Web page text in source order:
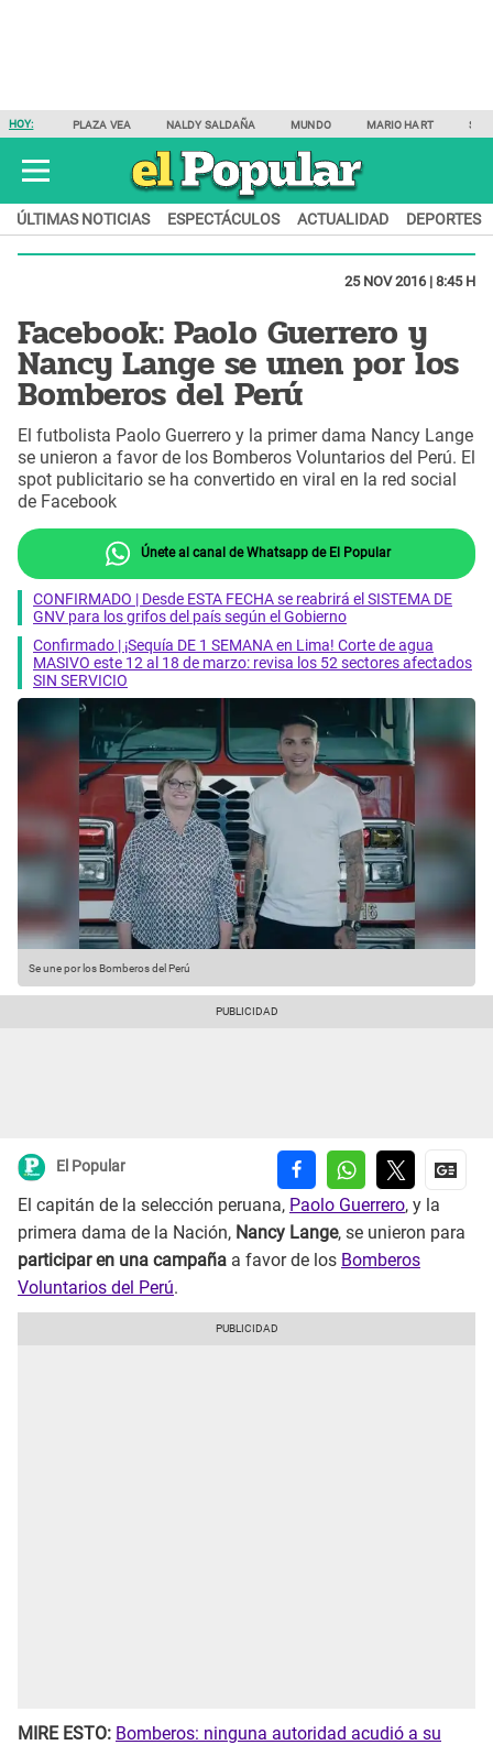
HOY: PLAZA VEA NALDY SALDAÑA MUNDO MARIO HART
ÚLTIMAS NOTICIAS ESPECTÁCULOS ACTUALIDAD DEPORTES
25 NOV 2016 | 8:45 H
Facebook: Paolo Guerrero y
Nancy Lange se unen por los
Bomberos del Perú
El futbolista Paolo Guerrero y la primer dama Nancy Lange
se unieron a favor de los Bomberos Voluntarios del Perú. El
spot publicitario se ha convertido en viral en la red social
de Facebook
Únete al canal de Whatsapp de El Popular
CONFIRMADO | Desde ESTA FECHA se reabrirá el SISTEMA DE
GNV para los grifos del país según el Gobierno
Confirmado | ¡Sequía DE 1 SEMANA en Lima! Corte de agua
MASIVO este 12 al 18 de marzo: revisa los 52 sectores afectados
SIN SERVICIO
Se une por los Bomberos del Perú
El Popular
El capitán de la selección peruana, Paolo Guerrero, y la
primera dama de la Nación, Nancy Lange, se unieron para
participar en una campaña a favor de los Bomberos
Voluntarios del Perú.
MIRE ESTO: Bomberos: ninguna autoridad acudió a su